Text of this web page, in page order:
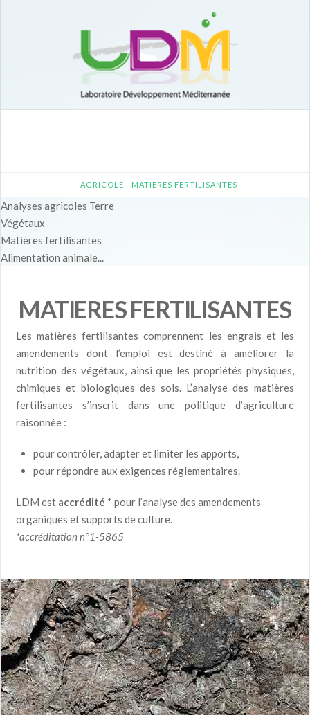
HOME
AGRICOLE MATIERES FERTILISANTES
Analyses agricoles Terre
Végétaux
Matières fertilisantes
Alimentation animale...
MATIERES FERTILISANTES
Les matières fertilisantes comprennent les engrais et les
amendements dont l’emploi est destiné à améliorer la
nutrition des végétaux, ainsi que les propriétés physiques,
chimiques et biologiques des sols. L’analyse des matières
fertilisantes s’inscrit dans une politique d’agriculture
raisonnée :
pour contrôler, adapter et limiter les apports,
pour répondre aux exigences réglementaires.
LDM est accrédité * pour l’analyse des amendements
organiques et supports de culture.
*accréditation n°1-5865